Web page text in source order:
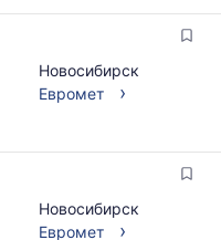
Новосибирск
Евромет
›
Новосибирск
Евромет
›